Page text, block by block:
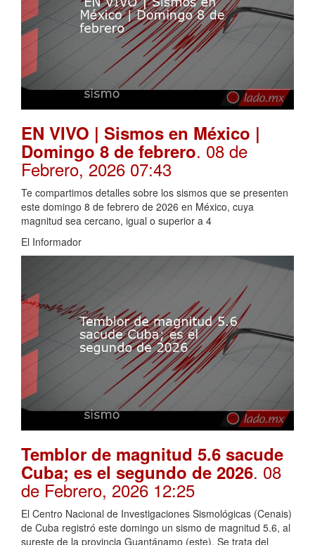
EN VIVO | Sismos en México |
Domingo 8 de febrero. 08 de
Febrero, 2026 07:43
Te compartimos detalles sobre los sismos que se presenten
este domingo 8 de febrero de 2026 en México, cuya
magnitud sea cercano, igual o superior a 4
El Informador
Temblor de magnitud 5.6 sacude
Cuba; es el segundo de 2026. 08
de Febrero, 2026 12:25
El Centro Nacional de Investigaciones Sismológicas (Cenais)
de Cuba registró este domingo un sismo de magnitud 5.6, al
sureste de la provincia Guantánamo (este). Se trata del